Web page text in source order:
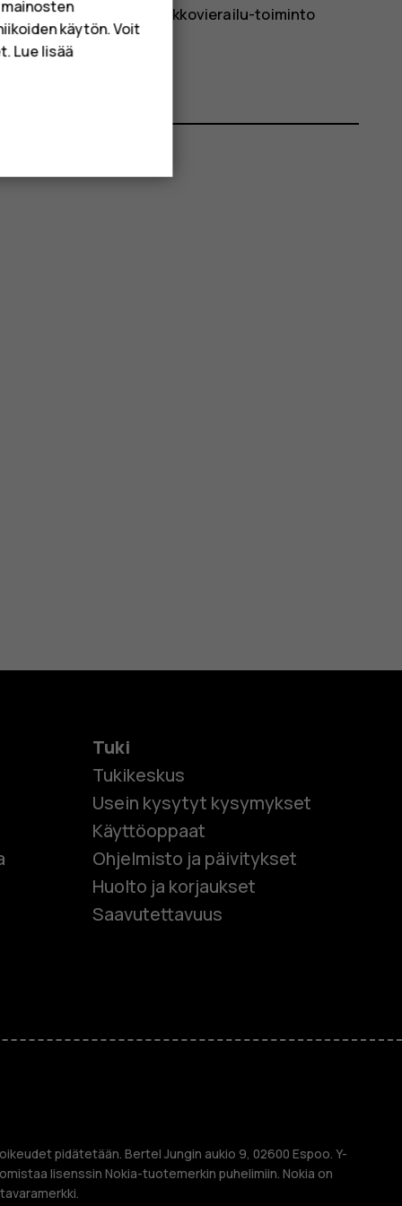
Verkkovierailu-toiminto
Tuki
Tukikeskus
Usein kysytyt kysymykset
Käyttöoppaat
Ohjelmisto ja päivitykset
Huolto ja korjaukset
Saavutettavuus
pidätetään. Bertel Jungin aukio 9, 02600 Espoo. Y-
lisenssin Nokia-tuotemerkin puhelimiin. Nokia on
käytön. Voit
Lue lisää